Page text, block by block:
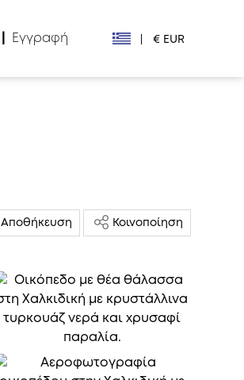
Εγγραφή € EUR
Лв. BGN
₽ RUB
Αποθήκευση Κοινοποίηση